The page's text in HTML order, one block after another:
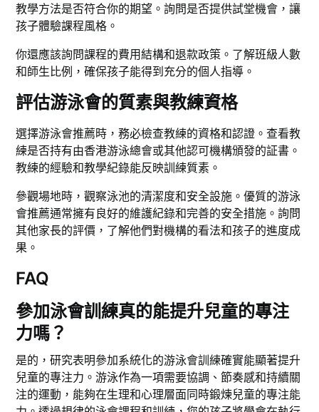
教學方法是否符合你的期望。詢問是否提供試堂機會，讓
孩子體驗課程風格。
你還應該詢問課程的費用結構和退款政策。了解班級人數
和師生比例，確保孩子能得到充分的個人指導。
評估游泳會的質素與教練資格
選擇游泳會推薦時，務必檢查教練的資格和認證。查看教
練是否持有由香港游泳總會或其他認可機構頒發的証書。
教練的經驗和教學紀錄能反映訓練質素。
參觀場地時，觀察泳池的清潔度和安全設施。優質的游泳
會推薦通常擁有良好的維護紀錄和完善的安全措施。詢問
其他家長的評價，了解他們對機構的看法和孩子的進度成
果。
FAQ
參加泳會訓練真的能提升兒童的專注
力嗎？
是的，研究表明參加系統化的游泳會訓練確實能顯著提升
兒童的專注力。游泳作為一項需要協調、節奏感和持續關
注的運動，能夠在生理和心理層面同時鍛煉兒童的專注能